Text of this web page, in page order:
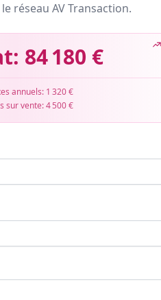
réseau AV Transaction.
84 180 €
annuels: 1 320 €
sur vente:4 500 €